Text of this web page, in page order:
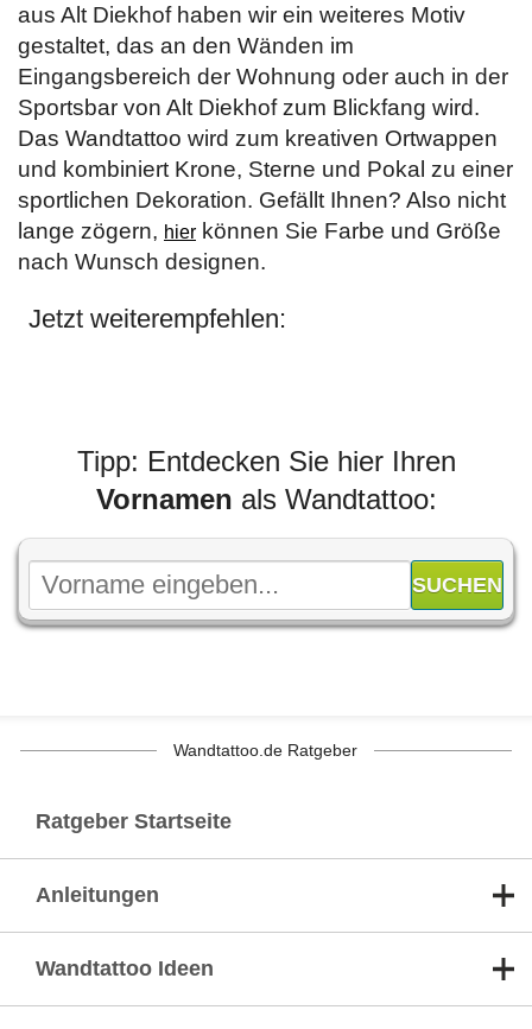
aus Alt Diekhof haben wir ein weiteres Motiv
gestaltet, das an den Wänden im
Eingangsbereich der Wohnung oder auch in der
Sportsbar von Alt Diekhof zum Blickfang wird.
Das Wandtattoo wird zum kreativen Ortwappen
und kombiniert Krone, Sterne und Pokal zu einer
sportlichen Dekoration. Gefällt Ihnen? Also nicht
lange zögern, hier können Sie Farbe und Größe
nach Wunsch designen.
Jetzt weiterempfehlen:
Tipp: Entdecken Sie hier Ihren
Vornamen als Wandtattoo:
Wandtattoo.de Ratgeber
Ratgeber Startseite
Anleitungen
Wandtattoo Ideen